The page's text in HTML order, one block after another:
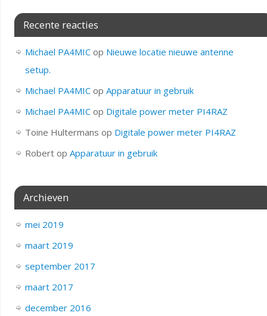
Recente reacties
Michael PA4MICop Nieuwe locatie nieuwe antenne
setup.
Michael PA4MICop Apparatuur in gebruik
Michael PA4MICop Digitale power meter PI4RAZ
Toine Hultermans op Digitale power meter PI4RAZ
Robertop Apparatuur in gebruik
Archieven
mei 2019
maart 2019
september 2017
maart 2017
december 2016